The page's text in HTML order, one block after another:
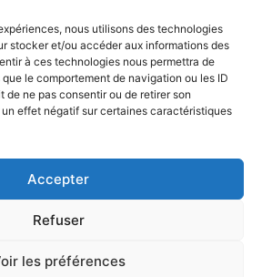
nous utilisons des technologies
stocker et/ou accéder aux informations des
à ces technologies nous permettra de
le comportement de navigation ou les ID
de ne pas consentir ou de retirer son
effet négatif sur certaines caractéristiques
Accepter
Refuser
les préférences
Lire la suite
CGV - CGL
© 2026 Aurum Omnes